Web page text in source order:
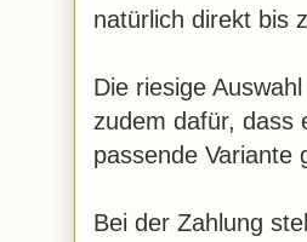
natürlich direkt bis
Die riesige
zudem dafür, dass
passende Variante
Bei der Zahlung